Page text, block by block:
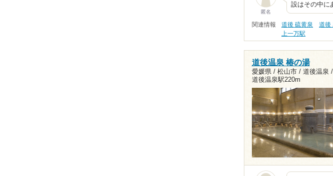
匿名
設はその中に
関連情報 道後 硫黄泉 道後
上一万駅
道後温泉 椿の湯
愛媛県 / 松山市 / 道後温泉 /
道後温泉駅220m